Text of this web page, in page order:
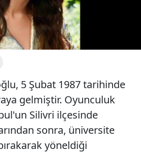
5 Şubat 1987 tarihinde
gelmiştir. Oyunculuk
Silivri ilçesinde
sonra, üniversite
yöneldiği